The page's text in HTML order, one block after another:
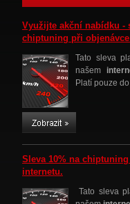
Využijte akční nabídku -
chiptuning při
Tato sleva
našem
Platí pouze do
Sleva 10% na
internetu.
Tato sleva